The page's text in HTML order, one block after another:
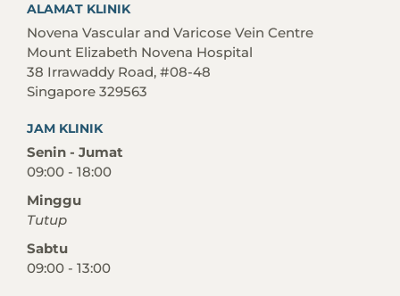
ALAMAT KLINIK
Novena Vascular and Varicose Vein Centre
Mount Elizabeth Novena Hospital
38 Irrawaddy Road, #08-48
Singapore 329563
JAM KLINIK
Senin - Jumat
09:00 - 18:00
Minggu
Tutup
Sabtu
09:00 - 13:00